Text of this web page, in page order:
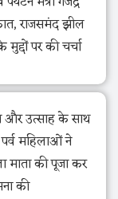
राजसमंद झील
पर की चर्चा
और उत्साह के साथ
महिलाओं ने
माता की पूजा कर
की